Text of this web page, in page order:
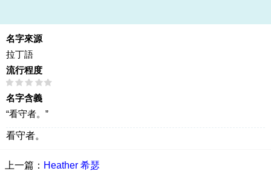
名字來源
拉丁語
流行程度
名字含義
“看守者。”
看守者。
上一篇： Heather 希瑟